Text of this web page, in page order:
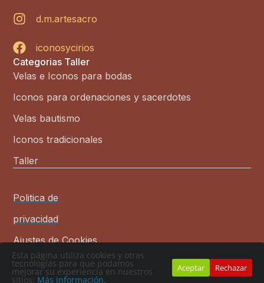
d.m.artesacro
iconosycirios
Categorias Taller
Velas e Iconos para bodas
Iconos para ordenaciones y sacerdotes
Velas bautismo
Iconos tradicionales
Taller
ICONOSYCIRIOS
Politica de
privacidad
Ajustes de Cookies
Esta página utiliza cookies y otras
tecnologías para que podamos
mejorar su experiencia en nuestros
sitios: Más información.
Aceptar Rechazar